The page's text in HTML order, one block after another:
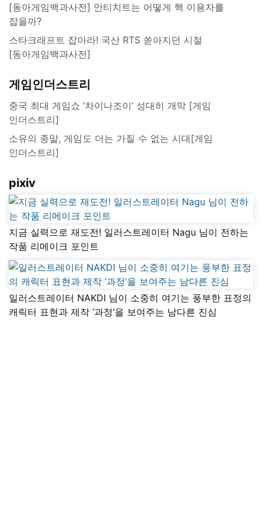
[동아게임백과사전] 안티치트는 어떻게 핵 이용자를
잡을까?
스타크래프트 잡아라! 국산 RTS 쏟아지던 시절
[동아게임백과사전]
게임인더스트리
중국 최대 게임쇼 ‘차이나조이’ 성대히 개막 [게임
인더스트리]
소유의 종말, 게임도 더는 가질 수 없는 시대[게임
인더스트리]
pixiv
지금 실력으로 재도전! 일러스트레이터 Nagu 님이 전하는
작품 리메이크 포인트
일러스트레이터 NAKDI 님이 소중히 여기는 풍부한 표정의
캐릭터 표현과 제작 ‘과정’을 보여주는 남다른 진심